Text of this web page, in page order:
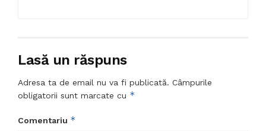
Lasă un răspuns
Adresa ta de email nu va fi publicată. Câmpurile
obligatorii sunt marcate cu *
Comentariu *